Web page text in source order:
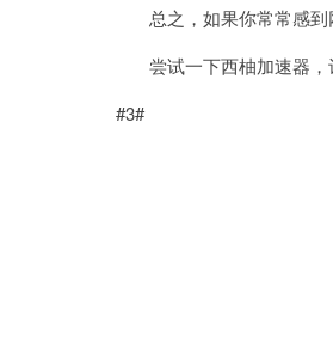
总之，如果你常常感到
尝试一下西柚加速器，
#3#